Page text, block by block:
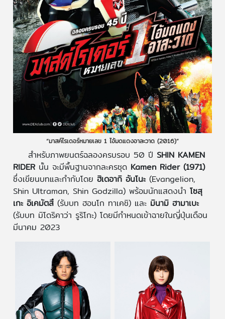
“มาสค์ไรเดอร์หมายเลข 1 ไอ้มดแดงอาละวาด (2016)”
สำหรับภาพยนตร์ฉลองครบรอบ 50 ปี SHIN KAMEN
RIDERนั้น จะมีพื้นฐานจากละครชุด Kamen Rider (1971)
ซึ่งเขียนบทและกำกับโดย ฮิเดอากิ อันโนะ(Evangelion,
Shin Ultraman, Shin Godzilla) พร้อมนักแสดงนำ โซสุ
เกะ อิเคมัตสึ(รับบท ฮอนโก ทาเคชิ) และ มินามิ ฮามาเบะ
(รับบท มิโดริคาว่า รูริโกะ) โดยมีกำหนดเข้าฉายในญี่ปุ่นเดือน
มีนาคม 2023